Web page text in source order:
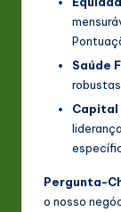
Saúde
Capital
Pergunta-
o nosso